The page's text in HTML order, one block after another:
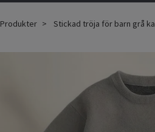
Produkter Stickad tröja för barn grå